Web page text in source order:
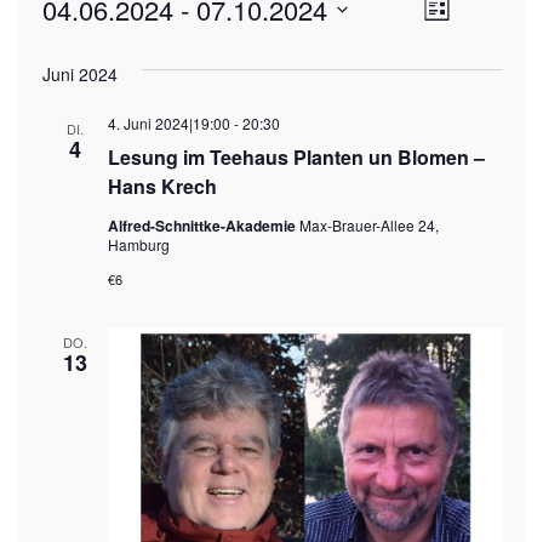
Liste
04.06.2024 - 07.10.2024
wählen.
Juni 2024
DI.
4
Lesung im Teehaus Planten un Blomen –
Hans Krech
4. Juni 2024|19:00 -20:30
Alfred-Schnittke-AkademieMax-Brauer-Allee 24,
Hamburg
€6
DO.
13